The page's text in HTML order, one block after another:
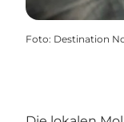
Foto: Destination